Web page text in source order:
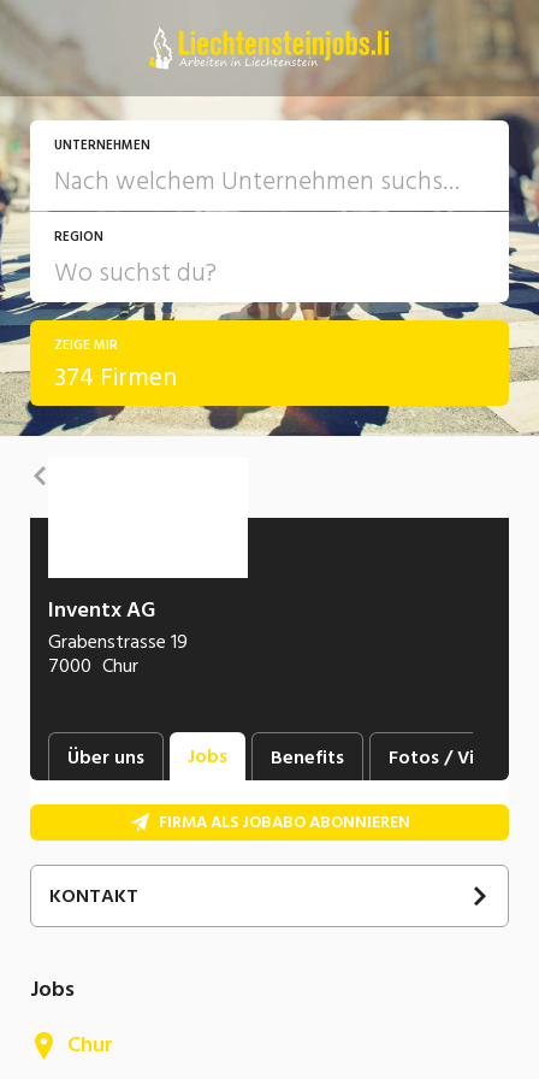
UNTERNEHMEN
REGION
ZEIGE MIR
374 Firmen
Inventx AG
Grabenstrasse 19
7000 Chur
Über uns Jobs Benefits Fotos / Videos
FIRMA ALS JOBABO ABONNIEREN
KONTAKT
081 287 17 60
E-Mail
Jobs
Chur